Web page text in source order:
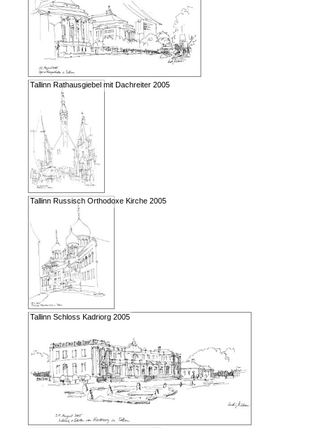
Tallinn Rathausgiebel mit Dachreiter 2005
Tallinn Russisch Orthodoxe Kirche 2005
Tallinn Schloss Kadriorg 2005